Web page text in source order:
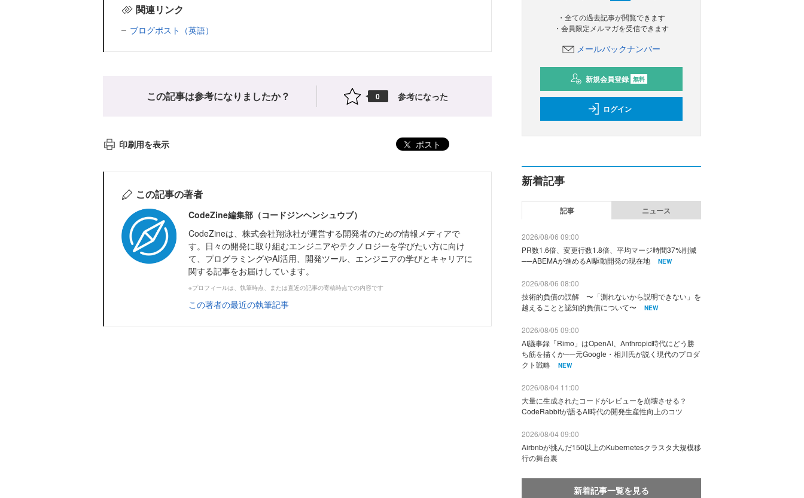
関連リンク
ブログポスト（英語）
この記事は参考になりましたか？ 0 参考になった
印刷用を表示 ポスト
この記事の著者
CodeZine編集部（コードジンヘンシュウブ）
CodeZineは、株式会社翔泳社が運営する開発者のための情報メディアで
す。日々の開発に取り組むエンジニアやテクノロジーを学びたい方に向け
て、プログラミングやAI活用、開発ツール、エンジニアの学びとキャリアに
関する記事をお届けしています。
※プロフィールは、執筆時点、または直近の記事の寄稿時点での内容です
この著者の最近の執筆記事
・全ての過去記事が閲覧できます
・会員限定メルマガを受信できます
メールバックナンバー
新規会員登録 無料
ログイン
新着記事
記事 ニュース
2026/08/06 09:00
PR数1.6倍、変更行数1.8倍、平均マージ時間37%削減
──ABEMAが進めるAI駆動開発の現在地
NEW
2026/08/06 08:00
技術的負債の誤解 〜「測れないから説明できない」を
越えることと認知的負債について〜
NEW
2026/08/05 09:00
AI議事録「Rimo」はOpenAI、Anthropic時代にどう勝
ち筋を描くか──元Google・相川氏が説く現代のプロダ
クト戦略
NEW
2026/08/04 11:00
大量に生成されたコードがレビューを崩壊させる？
CodeRabbitが語るAI時代の開発生産性向上のコツ
2026/08/04 09:00
Airbnbが挑んだ150以上のKubernetesクラスタ大規模移
行の舞台裏
新着記事一覧を見る